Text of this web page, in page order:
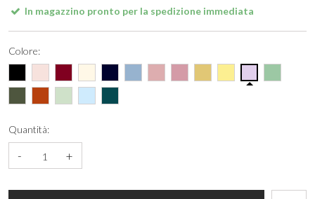
In magazzino pronto per la spedizione immediata
Colore:
Quantità:
- +